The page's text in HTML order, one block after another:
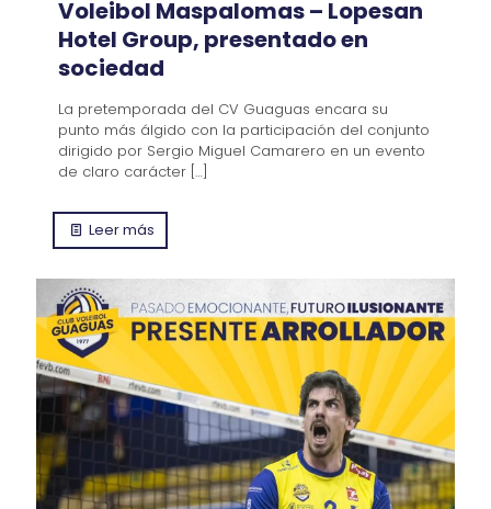
Voleibol Maspalomas – Lopesan
Hotel Group, presentado en
sociedad
La pretemporada del CV Guaguas encara su
punto más álgido con la participación del conjunto
dirigido por Sergio Miguel Camarero en un evento
de claro carácter […]
Leer más